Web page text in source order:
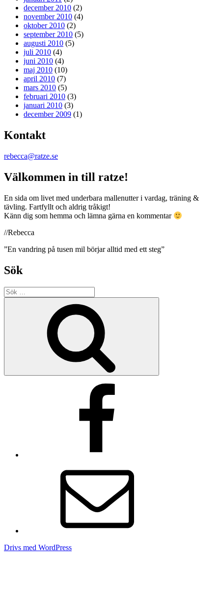
december 2010 (2)
november 2010 (4)
oktober 2010 (2)
september 2010 (5)
augusti 2010 (5)
juli 2010 (4)
juni 2010 (4)
maj 2010 (10)
april 2010 (7)
mars 2010 (5)
februari 2010 (3)
januari 2010 (3)
december 2009 (1)
Kontakt
rebecca@ratze.se
Välkommen in till ratze!
En sida om livet med underbara mallenutter i vardag, träning &
tävling. Fartfyllt och aldrig tråkigt!
Känn dig som hemma och lämna gärna en kommentar
//Rebecca
”En vandring på tusen mil börjar alltid med ett steg”
Sök
Sök
efter:
Drivs med WordPress